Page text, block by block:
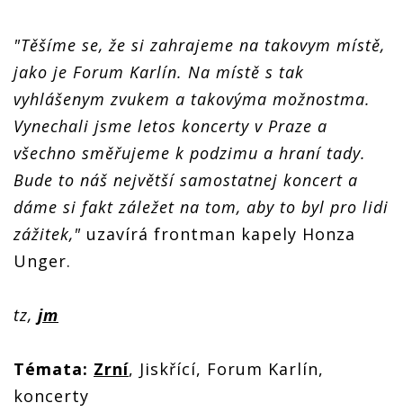
"Těšíme se, že si zahrajeme na takovym místě,
jako je Forum Karlín. Na místě s tak
vyhlášenym zvukem a takovýma možnostma.
Vynechali jsme letos koncerty v Praze a
všechno směřujeme k podzimu a hraní tady.
Bude to náš největší samostatnej koncert a
dáme si fakt záležet na tom, aby to byl pro lidi
zážitek," uzavírá frontman kapely Honza
Unger.
tz, jm
Témata: Zrní, Jiskřící, Forum Karlín,
koncerty